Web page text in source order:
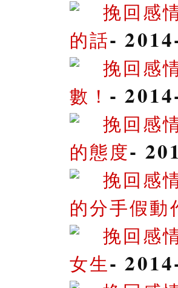
挽回感
的話-
挽回感
數！ -
挽回感
的態度-
挽回感
的分手假動
挽回感
女生-